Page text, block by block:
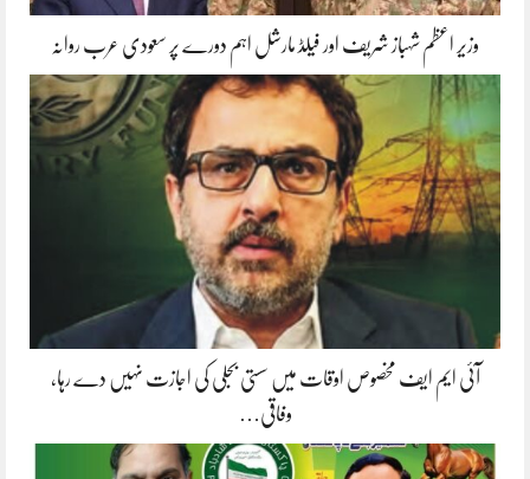
وزیر اعظم شہباز شریف اور فیلڈ مارشل اہم دورے پر سعودی عرب روانہ
آئی ایم ایف مخصوص اوقات میں سستی بجلی کی اجازت نہیں دے رہا،
وفاقی…